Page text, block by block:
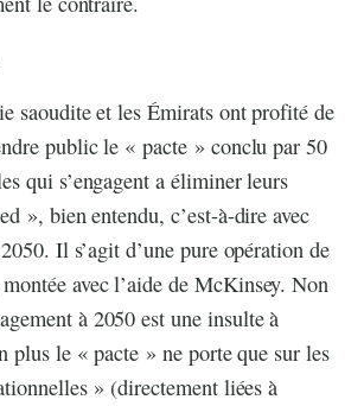
saoudite et les Émirats ont profité de
public le « pacte » conclu par 50
qui s’engagent a éliminer leurs
», bien entendu, c’est-à-dire avec
Il s’agit d’une pure opération de
avec l’aide de McKinsey. Non
à 2050 est une insulte à
plus le « pacte » ne porte que sur les
» (directement liées à